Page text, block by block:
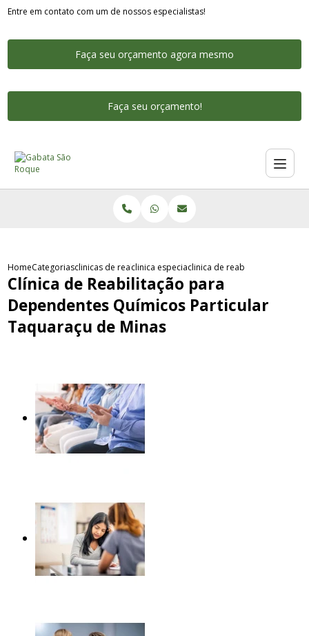
Entre em contato com um de nossos especialistas!
Faça seu orçamento agora mesmo
Faça seu orçamento!
HomeCategoriasclinicas de reabilitacao para dependentes quimicos
clinica especializada na reabilitacao de
clinica de reabilitacao para
Clínica de Reabilitação para
Dependentes Químicos Particular
Taquaraçu de Minas